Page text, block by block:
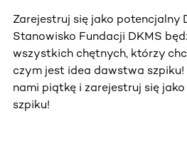
Zarejestruj się jako potencjalny
Stanowisko Fundacji DKMS
wszystkich chętnych, którzy
czym jest idea dawstwa szpiku!
nami piątkę i zarejestruj się
szpiku!